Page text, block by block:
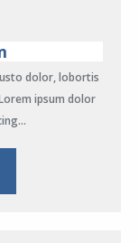
dolor, lobortis
ipsum dolor